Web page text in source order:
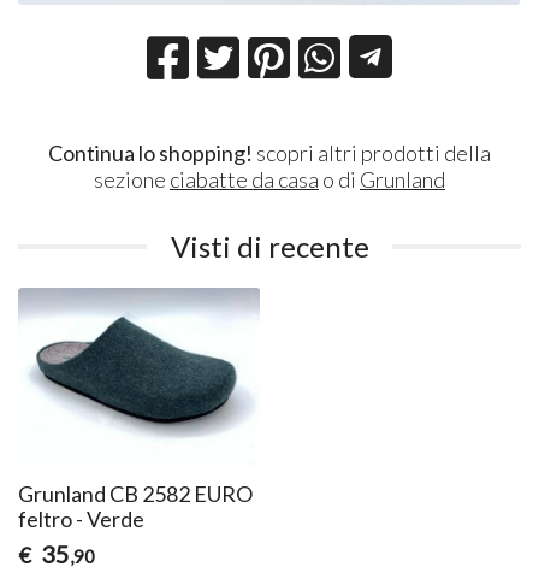
Continua lo shopping! scopri altri prodotti della
sezione ciabatte da casa o di Grunland
Visti di recente
Grunland CB 2582 EURO
feltro - Verde
€ 35,90